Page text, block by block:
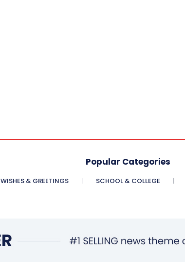
Popular Categories
WISHES & GREETINGS SCHOOL & COLLEGE